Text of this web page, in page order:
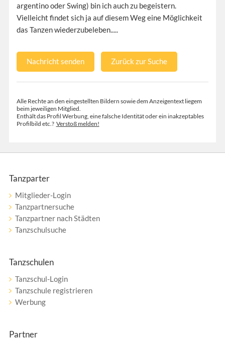
argentino oder Swing) bin ich auch zu begeistern.
Vielleicht findet sich ja auf diesem Weg eine Möglichkeit
das Tanzen wiederzubeleben.....
Nachricht senden Zurück zur Suche
Alle Rechte an den eingestellten Bildern sowie dem Anzeigentext liegem
beim jeweiligen Mitglied.
Enthält das Profil Werbung, eine falsche Identität oder ein inakzeptables
Profilbild etc.? Verstoß melden!
Tanzparter
Mitglieder-Login
Tanzpartnersuche
Tanzpartner nach Städten
Tanzschulsuche
Tanzschulen
Tanzschul-Login
Tanzschule registrieren
Werbung
Partner